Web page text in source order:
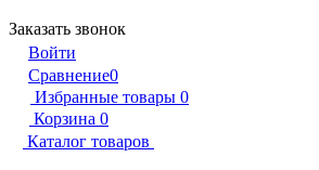
Заказать звонок
Войти
Сравнение0
Избранные товары 0
Корзина 0
Каталог товаров